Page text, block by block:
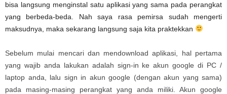
bisa langsung menginstal satu aplikasi yang sama pada perangkat
yang berbeda-beda. Nah saya rasa pemirsa sudah mengerti
maksudnya, maka sekarang langsung saja kita praktekkan
Sebelum mulai mencari dan mendownload aplikasi, hal pertama
yang wajib anda lakukan adalah sign-in ke akun google di PC /
laptop anda, lalu sign in akun google (dengan akun yang sama)
pada masing-masing perangkat yang anda miliki. Akun google